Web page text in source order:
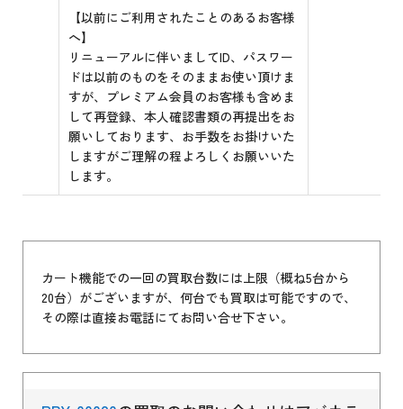
【以前にご利用されたことのあるお客様
へ】
リニューアルに伴いましてID、パスワー
ドは以前のものをそのままお使い頂けま
すが、プレミアム会員のお客様も含めま
して再登録、本人確認書類の再提出をお
願いしております、お手数をお掛けいた
しますがご理解の程よろしくお願いいた
します。
カート機能での一回の買取台数には上限（概ね5台から
20台）がございますが、何台でも買取は可能ですので、
その際は直接お電話にてお問い合せ下さい。